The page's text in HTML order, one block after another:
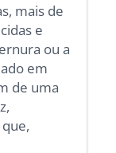
mais de
e
ou a
em
de uma